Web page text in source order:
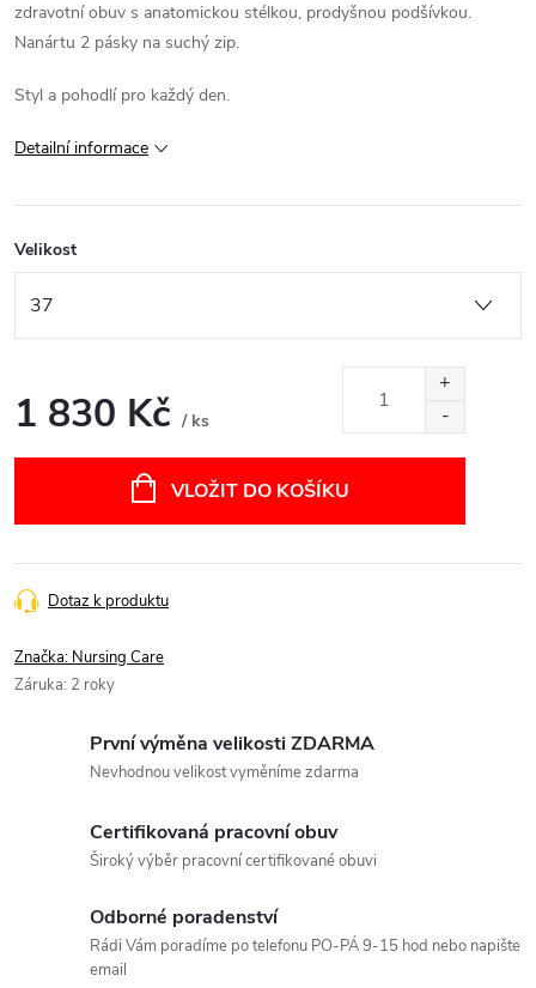
zdravotní obuv s anatomickou stélkou, prodyšnou podšívkou.
Nanártu 2 pásky na suchý zip.
Styl a pohodlí pro každý den.
Detailní informace
Velikost
1 830 Kč / ks
VLOŽIT DO KOŠÍKU
Dotaz k produktu
Značka: Nursing Care
Záruka: 2 roky
První výměna velikosti ZDARMA
Nevhodnou velikost vyměníme zdarma
Certifikovaná pracovní obuv
Široký výběr pracovní certifikované obuvi
Odborné poradenství
Rádi Vám poradíme po telefonu PO-PÁ 9-15 hod nebo napište
email